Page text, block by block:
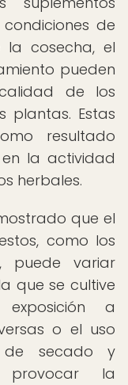
de
la cosecha, el
pueden
de los
plantas. Estas
resultado
la actividad
herbales.
que el
como los
puede variar
que se cultive
a
o el uso
de secado y
provocar la